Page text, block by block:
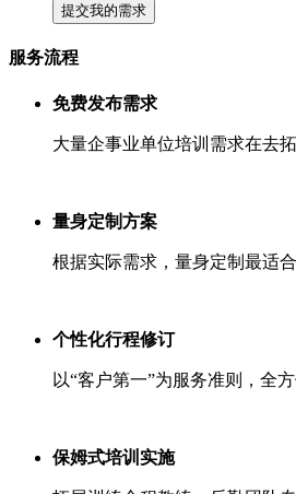
提交我的需求
服务流程
免费发布需求
大量企事业单位培训需求在去
量身定制方案
根据实际需求，量身定制最适
个性化行程修订
以“客户第一”为服务准则，全
保姆式培训实施